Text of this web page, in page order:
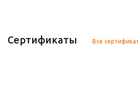
Сертификаты Все